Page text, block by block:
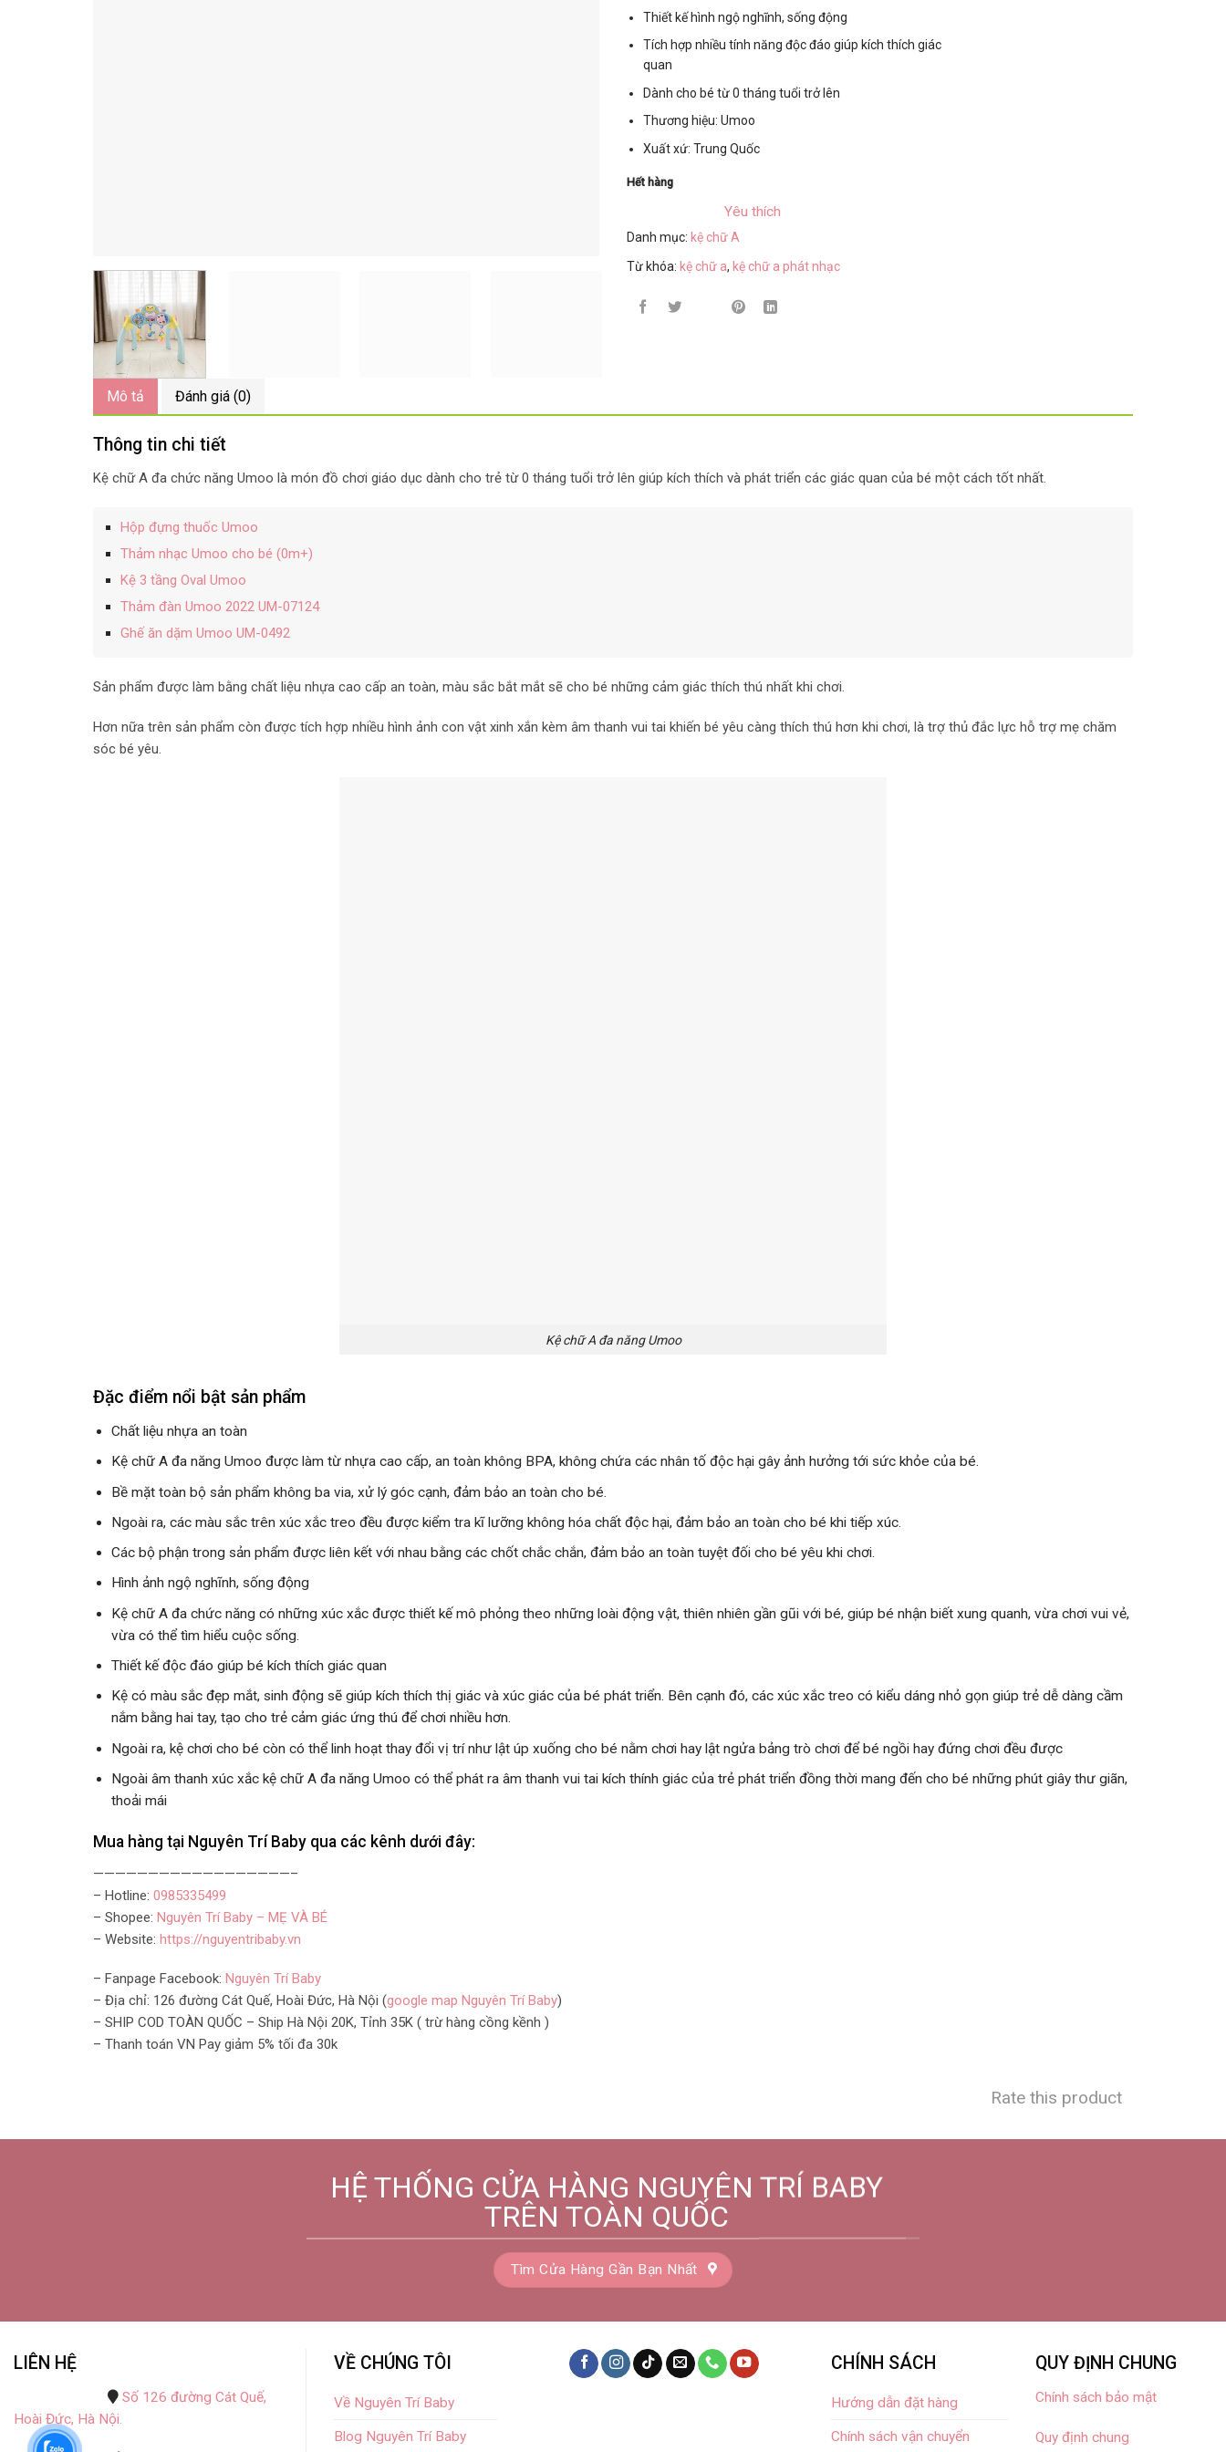
Thiết kế hình ngộ nghĩnh, sống động
Tích hợp nhiều tính năng độc đáo giúp kích thích giác
quan
Dành cho bé từ 0 tháng tuổi trở lên
Thương hiệu: Umoo
Xuất xứ: Trung Quốc
Hết hàng
Yêu thích
Danh mục: kệ chữ A
Từ khóa: kệ chữ a, kệ chữ a phát nhạc
Mô tả Đánh giá (0)
Thông tin chi tiết
Kệ chữ A đa chức năng Umoo là món đồ chơi giáo dục dành cho trẻ từ 0 tháng tuổi trở lên giúp kích thích và phát triển các giác quan của bé một cách tốt nhất.
Hộp đựng thuốc Umoo
Thảm nhạc Umoo cho bé (0m+)
Kệ 3 tầng Oval Umoo
Thảm đàn Umoo 2022 UM-07124
Ghế ăn dặm Umoo UM-0492
Sản phẩm được làm bằng chất liệu nhựa cao cấp an toàn, màu sắc bắt mắt sẽ cho bé những cảm giác thích thú nhất khi chơi.
Hơn nữa trên sản phẩm còn được tích hợp nhiều hình ảnh con vật xinh xắn kèm âm thanh vui tai khiến bé yêu càng thích thú hơn khi chơi, là trợ thủ đắc lực hỗ trợ mẹ chăm
sóc bé yêu.
Kệ chữ A đa năng Umoo
Đặc điểm nổi bật sản phẩm
Chất liệu nhựa an toàn
Kệ chữ A đa năng Umoo được làm từ nhựa cao cấp, an toàn không BPA, không chứa các nhân tố độc hại gây ảnh hưởng tới sức khỏe của bé.
Bề mặt toàn bộ sản phẩm không ba via, xử lý góc cạnh, đảm bảo an toàn cho bé.
Ngoài ra, các màu sắc trên xúc xắc treo đều được kiểm tra kĩ lưỡng không hóa chất độc hại, đảm bảo an toàn cho bé khi tiếp xúc.
Các bộ phận trong sản phẩm được liên kết với nhau bằng các chốt chắc chắn, đảm bảo an toàn tuyệt đối cho bé yêu khi chơi.
Hình ảnh ngộ nghĩnh, sống động
Kệ chữ A đa chức năng có những xúc xắc được thiết kế mô phỏng theo những loài động vật, thiên nhiên gần gũi với bé, giúp bé nhận biết xung quanh, vừa chơi vui vẻ,
vừa có thể tìm hiểu cuộc sống.
Thiết kế độc đáo giúp bé kích thích giác quan
Kệ có màu sắc đẹp mắt, sinh động sẽ giúp kích thích thị giác và xúc giác của bé phát triển. Bên cạnh đó, các xúc xắc treo có kiểu dáng nhỏ gọn giúp trẻ dễ dàng cầm
nắm bằng hai tay, tạo cho trẻ cảm giác ứng thú để chơi nhiều hơn.
Ngoài ra, kệ chơi cho bé còn có thể linh hoạt thay đổi vị trí như lật úp xuống cho bé nằm chơi hay lật ngửa bảng trò chơi để bé ngồi hay đứng chơi đều được
Ngoài âm thanh xúc xắc kệ chữ A đa năng Umoo có thể phát ra âm thanh vui tai kích thính giác của trẻ phát triển đồng thời mang đến cho bé những phút giây thư giãn,
thoải mái
Mua hàng tại Nguyên Trí Baby qua các kênh dưới đây:
——————————————————–
– Hotline: 0985335499
– Shopee: Nguyên Trí Baby – MẸ VÀ BÉ
– Website: https://nguyentribaby.vn
– Fanpage Facebook: Nguyên Trí Baby
– Địa chỉ: 126 đường Cát Quế, Hoài Đức, Hà Nội (google map Nguyên Trí Baby)
– SHIP COD TOÀN QUỐC – Ship Hà Nội 20K, Tỉnh 35K ( trừ hàng cồng kềnh )
– Thanh toán VN Pay giảm 5% tối đa 30k
Rate this product
HỆ THỐNG CỬA HÀNG NGUYÊN TRÍ BABY
TRÊN TOÀN QUỐC
Tìm Cửa Hàng Gần Bạn Nhất
LIÊN HỆ
Số 126 đường Cát Quế,
Hoài Đức, Hà Nội.
VỀ CHÚNG TÔI
Về Nguyên Trí Baby
Blog Nguyên Trí Baby
CHÍNH SÁCH
Hướng dẫn đặt hàng
Chính sách vận chuyển
QUY ĐỊNH CHUNG
Chính sách bảo mật
Quy định chung